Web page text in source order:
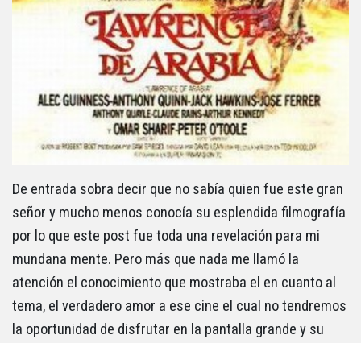
De entrada sobra decir que no sabía quien fue este gran
señor y mucho menos conocía su esplendida filmografía
por lo que este post fue toda una revelación para mi
mundana mente. Pero más que nada me llamó la
atención el conocimiento que mostraba el en cuanto al
tema, el verdadero amor a ese cine el cual no tendremos
la oportunidad de disfrutar en la pantalla grande y su